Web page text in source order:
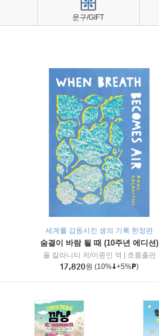
미래엔아이세움
세계를 감동시킨 생의 기록 한정판
숨결이 바람 될 때 (10주년 에디션)
폴 칼라니티 저/이종인 역
흐름출판
17,820원 (10% +5% )
문구/GIFT